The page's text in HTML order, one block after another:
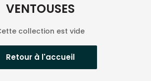
VENTOUSES
collection est vide
Retour à l'accueil